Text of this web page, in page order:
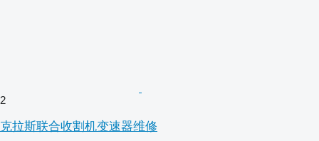
2
克拉斯联合收割机变速器维修